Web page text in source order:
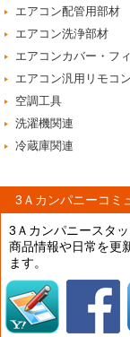
エアコン配管用部材
エアコン洗浄部材
エアコンカバー・フ
エアコン汎用リモコン
空調工具
洗濯機関連
冷蔵庫関連
3Ａカンパニーコミ
3Ａカンパニースタ
商品情報や日常を更
ます。